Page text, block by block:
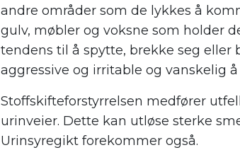
andre områder som de lykkes å
gulv, møbler og voksne som holder
tendens til å spytte, brekke seg eller
aggressive og irritable og vanskelig
Stoffskifteforstyrrelsen medfører
urinveier. Dette kan utløse sterke
Urinsyregikt forekommer også.